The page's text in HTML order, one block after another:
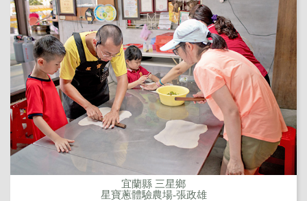
宜蘭縣 三星鄉
星寶蔥體驗農場-張政雄